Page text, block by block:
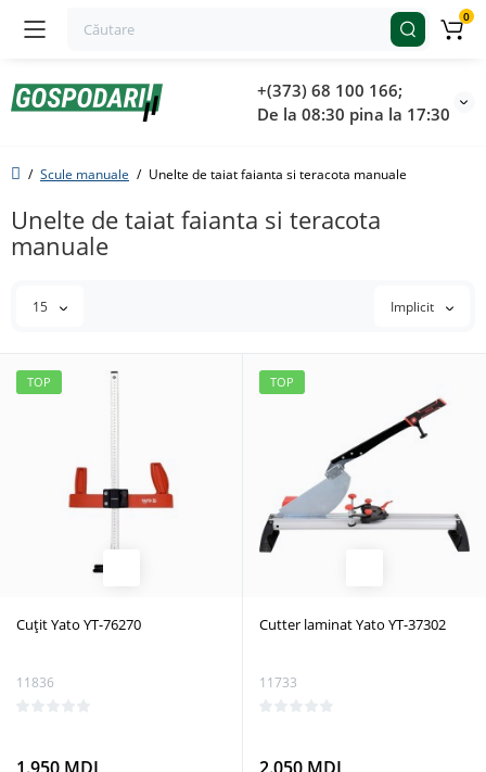
+(373) 68 100 166;
De la 08:30 pina la 17:30
0
Scule manuale Unelte de taiat faianta si teracota manuale
Unelte de taiat faianta si teracota
manuale
15 Implicit
TOP
Cuțit Yato YT-76270
11836
TOP
Cutter laminat Yato YT-37302
11733